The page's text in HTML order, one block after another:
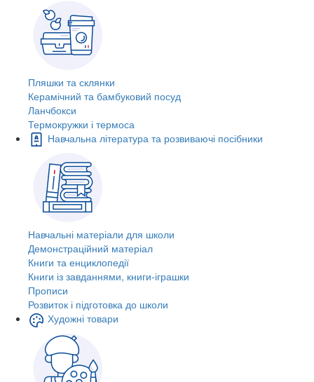
Пляшки та склянки
Керамічний та бамбуковий посуд
Ланчбокси
Термокружки і термоса
Навчальна література та розвиваючі посібники
Навчальні матеріали для школи
Демонстраційний матеріал
Книги та енциклопедії
Книги із завданнями, книги-іграшки
Прописи
Розвиток і підготовка до школи
Художні товари